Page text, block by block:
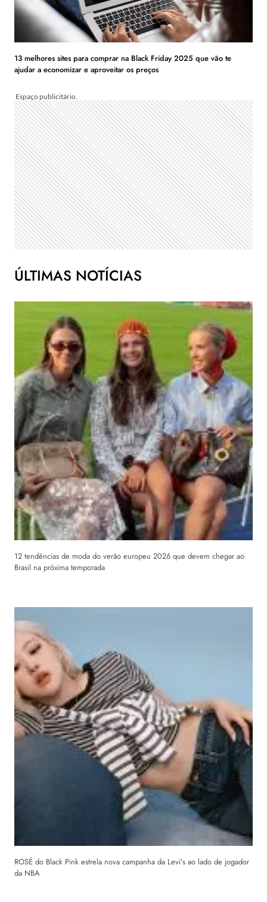
13 melhores sites para comprar na Black Friday 2025 que vão te
ajudar a economizar e aproveitar os preços
ÚLTIMAS NOTÍCIAS
12 tendências de moda do verão europeu 2026 que devem chegar ao
Brasil na próxima temporada
ROSÉ do Black Pink estrela nova campanha da Levi’s ao lado de jogador
da NBA